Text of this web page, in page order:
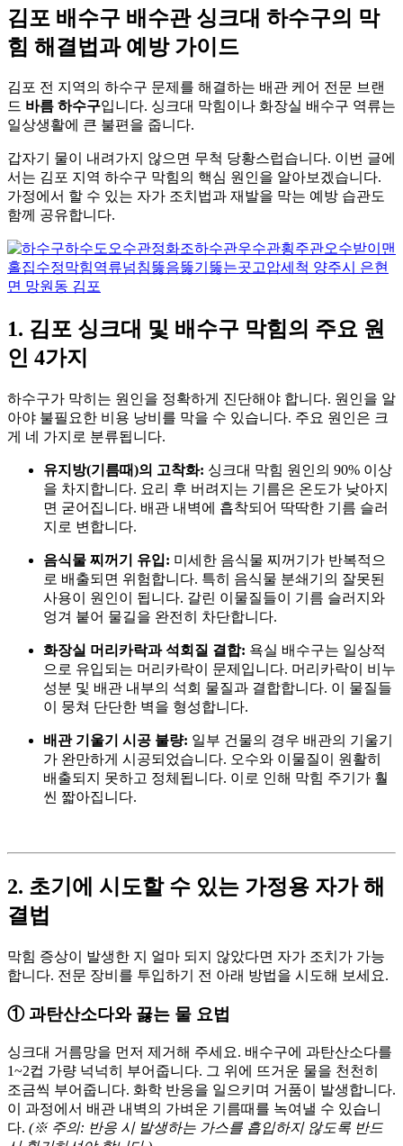
김포 배수구 배수관 싱크대 하수구의 막
힘 해결법과 예방 가이드
김포 전 지역의 하수구 문제를 해결하는 배관 케어 전문 브랜
드 바름 하수구입니다. 싱크대 막힘이나 화장실 배수구 역류는
일상생활에 큰 불편을 줍니다.
갑자기 물이 내려가지 않으면 무척 당황스럽습니다. 이번 글에
서는 김포 지역 하수구 막힘의 핵심 원인을 알아보겠습니다.
가정에서 할 수 있는 자가 조치법과 재발을 막는 예방 습관도
함께 공유합니다.
1. 김포 싱크대 및 배수구 막힘의 주요 원
인 4가지
하수구가 막히는 원인을 정확하게 진단해야 합니다. 원인을 알
아야 불필요한 비용 낭비를 막을 수 있습니다. 주요 원인은 크
게 네 가지로 분류됩니다.
유지방(기름때)의 고착화: 싱크대 막힘 원인의 90% 이상
을 차지합니다. 요리 후 버려지는 기름은 온도가 낮아지
면 굳어집니다. 배관 내벽에 흡착되어 딱딱한 기름 슬러
지로 변합니다.
음식물 찌꺼기 유입: 미세한 음식물 찌꺼기가 반복적으
로 배출되면 위험합니다. 특히 음식물 분쇄기의 잘못된
사용이 원인이 됩니다. 갈린 이물질들이 기름 슬러지와
엉겨 붙어 물길을 완전히 차단합니다.
화장실 머리카락과 석회질 결합: 욕실 배수구는 일상적
으로 유입되는 머리카락이 문제입니다. 머리카락이 비누
성분 및 배관 내부의 석회 물질과 결합합니다. 이 물질들
이 뭉쳐 단단한 벽을 형성합니다.
배관 기울기 시공 불량: 일부 건물의 경우 배관의 기울기
가 완만하게 시공되었습니다. 오수와 이물질이 원활히
배출되지 못하고 정체됩니다. 이로 인해 막힘 주기가 훨
씬 짧아집니다.
2. 초기에 시도할 수 있는 가정용 자가 해
결법
막힘 증상이 발생한 지 얼마 되지 않았다면 자가 조치가 가능
합니다. 전문 장비를 투입하기 전 아래 방법을 시도해 보세요.
① 과탄산소다와 끓는 물 요법
싱크대 거름망을 먼저 제거해 주세요. 배수구에 과탄산소다를
1~2컵 가량 넉넉히 부어줍니다. 그 위에 뜨거운 물을 천천히
조금씩 부어줍니다. 화학 반응을 일으키며 거품이 발생합니다.
이 과정에서 배관 내벽의 가벼운 기름때를 녹여낼 수 있습니
다. (※ 주의: 반응 시 발생하는 가스를 흡입하지 않도록 반드